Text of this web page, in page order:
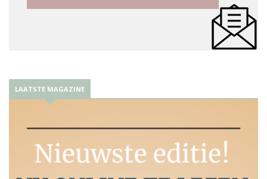
LAATSTE MAGAZINE